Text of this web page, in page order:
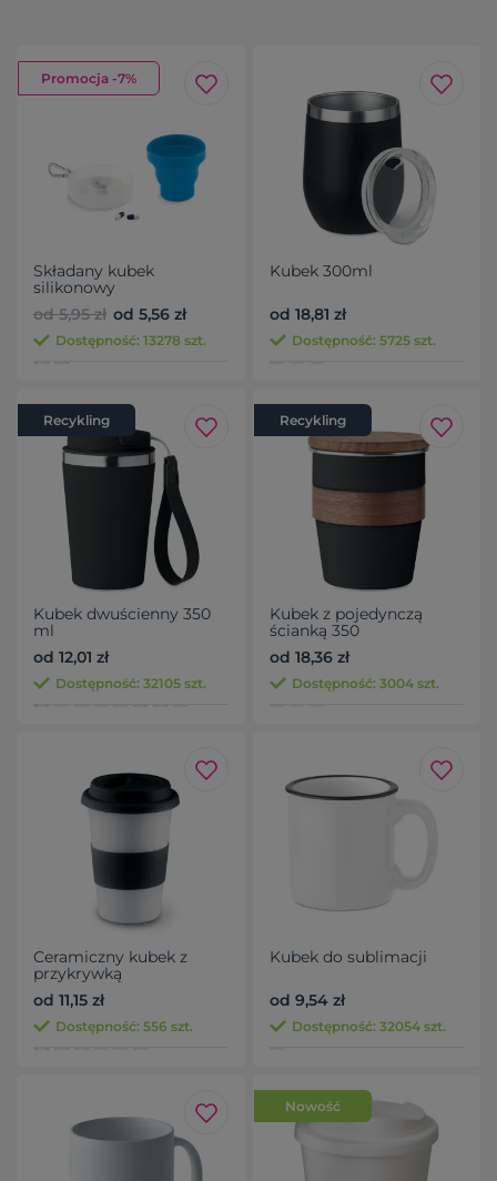
Promocja -7%
Składany kubek
silikonowy
od 5,95 zł od 5,56 zł
Dostępność: 13278 szt.
Kubek 300ml
od 18,81 zł
Dostępność: 5725 szt.
Recykling
Kubek dwuścienny 350
ml
od 12,01 zł
Dostępność: 32105 szt.
Recykling
Kubek z pojedynczą
ścianką 350
od 18,36 zł
Dostępność: 3004 szt.
Ceramiczny kubek z
przykrywką
od 11,15 zł
Dostępność: 556 szt.
Kubek do sublimacji
od 9,54 zł
Dostępność: 32054 szt.
Nowość